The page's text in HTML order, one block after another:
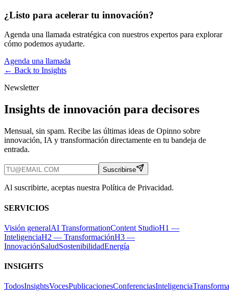
¿Listo para acelerar tu innovación?
Agenda una llamada estratégica con nuestros expertos para explorar
cómo podemos ayudarte.
Agenda una llamada
← Back to Insights
Newsletter
Insights de innovación para decisores
Mensual, sin spam. Recibe las últimas ideas de Opinno sobre
innovación, IA y transformación directamente en tu bandeja de
entrada.
Suscribirse
Al suscribirte, aceptas nuestra Política de Privacidad.
SERVICIOS
Visión generalAI TransformationContent StudioH1 —
InteligenciaH2 — TransformaciónH3 —
InnovaciónSaludSostenibilidadEnergía
INSIGHTS
TodosInsightsVocesPublicacionesConferenciasInteligencia